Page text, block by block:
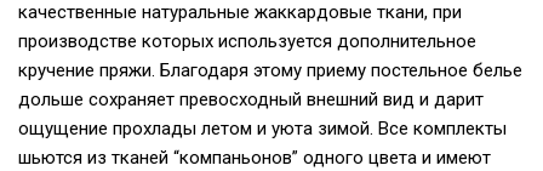
качественные натуральные жаккардовые ткани, при
производстве которых используется дополнительное
кручение пряжи. Благодаря этому приему постельное белье
дольше сохраняет превосходный внешний вид и дарит
ощущение прохлады летом и уюта зимой. Все комплекты
шьются из тканей “компаньонов” одного цвета и имеют